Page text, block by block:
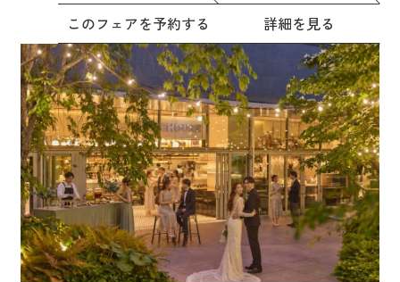
このフェアを予約する 詳細を見る